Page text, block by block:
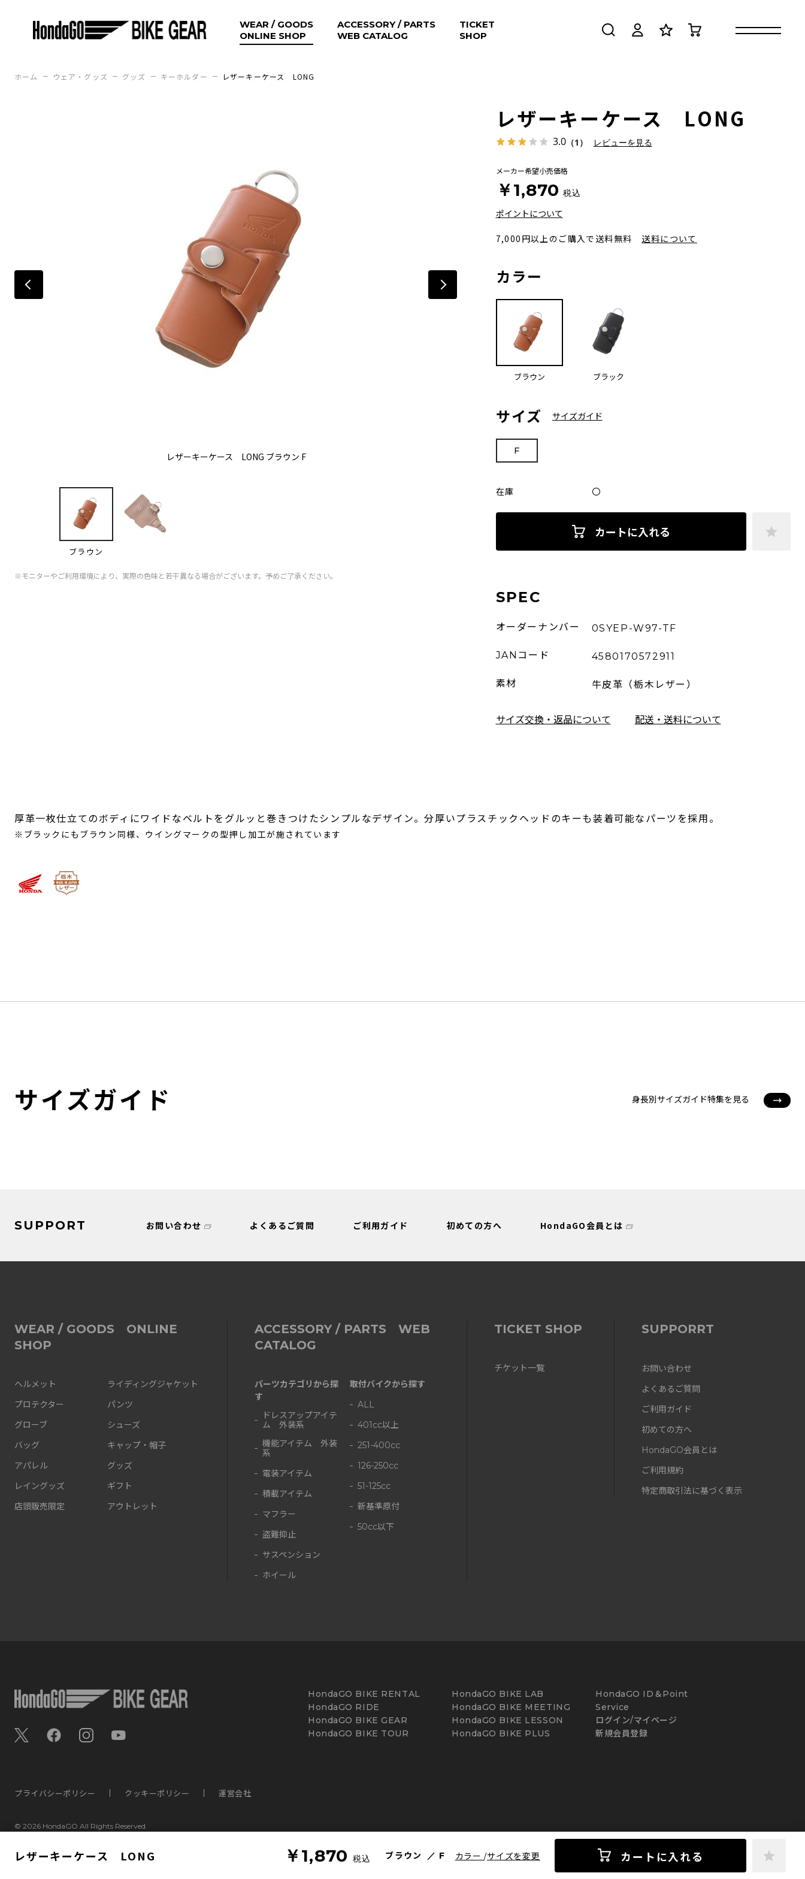
WEAR / GOODS
ONLINE SHOP
ACCESSORY / PARTS
WEB CATALOG
TICKET
SHOP
検索 ログイン お気に入り
ホーム ウェア・グッズ グッズ キーホルダー レザーキーケース LONG
レザーキーケース LONG ブラウン F
ブラウン
※モニターやご利用環境により、実際の色味と若干異なる場合がございます。予めご了承ください。
レザーキーケース LONG
3.0（1） レビューを見る
メーカー希望小売価格
￥1,870 税込
ポイントについて
7,000円以上のご購入で送料無料 送料について
カラー
ブラウン ブラック
サイズ サイズガイド
F
在庫 〇
カートに入れる
SPEC
オーダーナンバー 0SYEP-W97-TF
JANコード 4580170572911
素材 牛皮革（栃木レザー）
レザーキーケース LONG ￥1,870 税込 ブラウン F カラー サイズを変更 カートに入れる
サイズ交換・返品について 配送・送料について
厚革一枚仕立てのボディにワイドなベルトをグルッと巻きつけたシンプルなデザイン。分厚いプラスチックヘッドのキーも装着可能なパーツを採用。
※ブラックにもブラウン同様、ウイングマークの型押し加工が施されています
サイズガイド 身長別サイズガイド特集を見る
SUPPORT お問い合わせ よくあるご質問 ご利用ガイド 初めての方へ HondaGO会員とは
WEAR / GOODS ONLINE
SHOP
ヘルメット
ライディングジャケット
プロテクター
パンツ
グローブ
シューズ
バッグ
キャップ・帽子
アパレル
グッズ
レイングッズ
ギフト
店頭販売限定
アウトレット
ACCESSORY / PARTS WEB
CATALOG
パーツカテゴリから探
す
ドレスアップアイテ
ム 外装系
機能アイテム 外装
系
電装アイテム
積載アイテム
マフラー
盗難抑止
サスペンション
ホイール
取付バイクから探す
ALL
401cc以上
251-400cc
126-250cc
51-125cc
新基準原付
50cc以下
TICKET SHOP
チケット一覧
SUPPORRT
お問い合わせ
よくあるご質問
ご利用ガイド
初めての方へ
HondaGO会員とは
ご利用規約
特定商取引法に基づく表示
HondaGO BIKE RENTAL
HondaGO RIDE
HondaGO BIKE GEAR
HondaGO BIKE TOUR
HondaGO BIKE LAB
HondaGO BIKE MEETING
HondaGO BIKE LESSON
HondaGO BIKE PLUS
HondaGO ID＆Point
Service
ログイン/マイページ
新規会員登録
プライバシーポリシー クッキーポリシー 運営会社
© 2026 HondaGO All Rights Reserved.